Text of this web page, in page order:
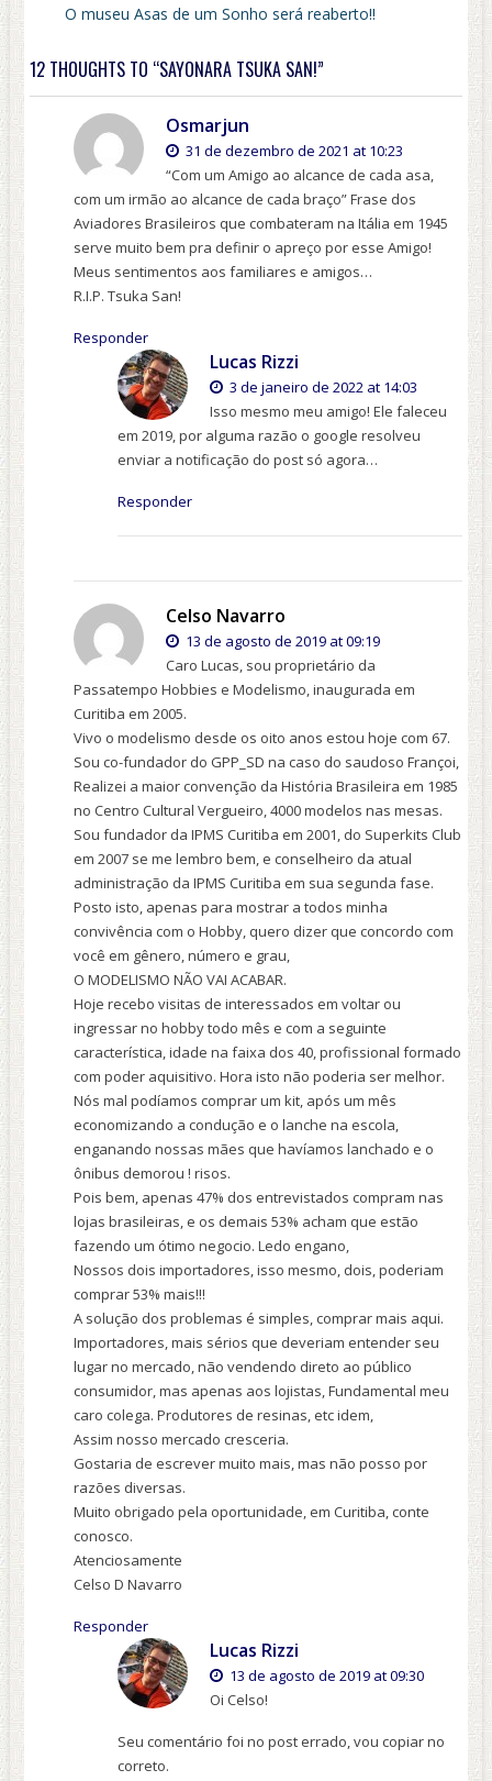
O museu Asas de um Sonho será reaberto!!
12 THOUGHTS TO “SAYONARA TSUKA SAN!”
Osmarjun
31 de dezembro de 2021 at 10:23
“Com um Amigo ao alcance de cada asa,
com um irmão ao alcance de cada braço” Frase dos
Aviadores Brasileiros que combateram na Itália em 1945
serve muito bem pra definir o apreço por esse Amigo!
Meus sentimentos aos familiares e amigos…
R.I.P. Tsuka San!
Responder
Lucas Rizzi
3 de janeiro de 2022 at 14:03
Isso mesmo meu amigo! Ele faleceu
em 2019, por alguma razão o google resolveu
enviar a notificação do post só agora…
Responder
Celso Navarro
13 de agosto de 2019 at 09:19
Caro Lucas, sou proprietário da
Passatempo Hobbies e Modelismo, inaugurada em
Curitiba em 2005.
Vivo o modelismo desde os oito anos estou hoje com 67.
Sou co-fundador do GPP_SD na caso do saudoso Françoi,
Realizei a maior convenção da História Brasileira em 1985
no Centro Cultural Vergueiro, 4000 modelos nas mesas.
Sou fundador da IPMS Curitiba em 2001, do Superkits Club
em 2007 se me lembro bem, e conselheiro da atual
administração da IPMS Curitiba em sua segunda fase.
Posto isto, apenas para mostrar a todos minha
convivência com o Hobby, quero dizer que concordo com
você em gênero, número e grau,
O MODELISMO NÃO VAI ACABAR.
Hoje recebo visitas de interessados em voltar ou
ingressar no hobby todo mês e com a seguinte
característica, idade na faixa dos 40, profissional formado
com poder aquisitivo. Hora isto não poderia ser melhor.
Nós mal podíamos comprar um kit, após um mês
economizando a condução e o lanche na escola,
enganando nossas mães que havíamos lanchado e o
ônibus demorou ! risos.
Pois bem, apenas 47% dos entrevistados compram nas
lojas brasileiras, e os demais 53% acham que estão
fazendo um ótimo negocio. Ledo engano,
Nossos dois importadores, isso mesmo, dois, poderiam
comprar 53% mais!!!
A solução dos problemas é simples, comprar mais aqui.
Importadores, mais sérios que deveriam entender seu
lugar no mercado, não vendendo direto ao público
consumidor, mas apenas aos lojistas, Fundamental meu
caro colega. Produtores de resinas, etc idem,
Assim nosso mercado cresceria.
Gostaria de escrever muito mais, mas não posso por
razões diversas.
Muito obrigado pela oportunidade, em Curitiba, conte
conosco.
Atenciosamente
Celso D Navarro
Responder
Lucas Rizzi
13 de agosto de 2019 at 09:30
Oi Celso!
Seu comentário foi no post errado, vou copiar no
correto.